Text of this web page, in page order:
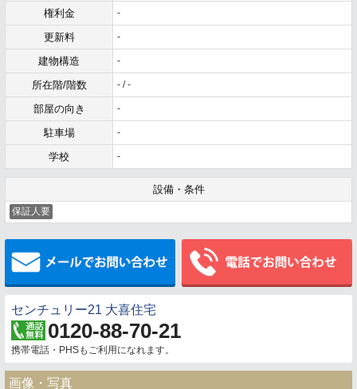
権利金 -
更新料 -
建物構造 -
所在階/階数 - / -
部屋の向き -
駐車場 -
学校 -
設備・条件
保証人要
メールでお問い合わせ
センチュリー21 大喜住宅
0120-88-70-21
携帯電話・PHSもご利用になれます。
画像・写真